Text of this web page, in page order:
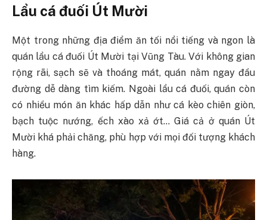
Lẩu cá đuối Út Mười
Một trong những địa điểm ăn tối nổi tiếng và ngon là
quán lẩu cá đuối Út Mười tại Vũng Tàu. Với không gian
rộng rãi, sạch sẽ và thoáng mát, quán nằm ngay đầu
đường dễ dàng tìm kiếm. Ngoài lẩu cá đuối, quán còn
có nhiều món ăn khác hấp dẫn như cá kèo chiên giòn,
bạch tuộc nướng, ếch xào xả ớt… Giá cả ở quán Út
Mười khá phải chăng, phù hợp với mọi đối tượng khách
hàng.